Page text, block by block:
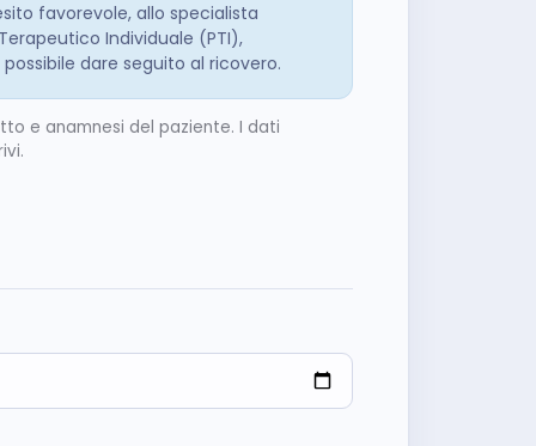
favorevole, allo specialista
Individuale (PTI),
dare seguito al ricovero.
e anamnesi del paziente. I dati